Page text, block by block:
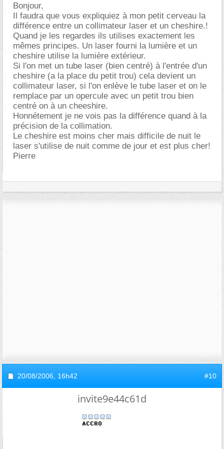
Bonjour,
Il faudra que vous expliquiez à mon petit cerveau la
différence entre un collimateur laser et un cheshire.!
Quand je les regardes ils utilises exactement les
mêmes principes. Un laser fourni la lumière et un
cheshire utilise la lumière extérieur.
Si l'on met un tube laser (bien centré) à l'entrée d'un
cheshire (a la place du petit trou) cela devient un
collimateur laser, si l'on enlève le tube laser et on le
remplace par un opercule avec un petit trou bien
centré on à un cheeshire.
Honnétement je ne vois pas la différence quand à la
précision de la collimation.
Le cheshire est moins cher mais difficile de nuit le
laser s'utilise de nuit comme de jour et est plus cher!
Pierre
20/08/2006, 16h42 #10
invite9e44c61d